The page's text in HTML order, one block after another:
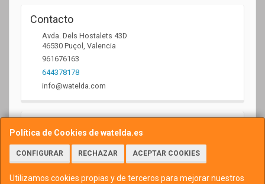
Política de Cookies de watelda.es
CONFIGURAR RECHAZAR ACEPTAR COOKIES
Utilizamos cookies propias y de terceros para mejorar nuestros
Contacto
Avda. Dels Hostalets 43D
46530 Puçol , Valencia
961676163
644378178
info@watelda.com
Horario
10 a 13,30h y de 17,30 a 20,30h